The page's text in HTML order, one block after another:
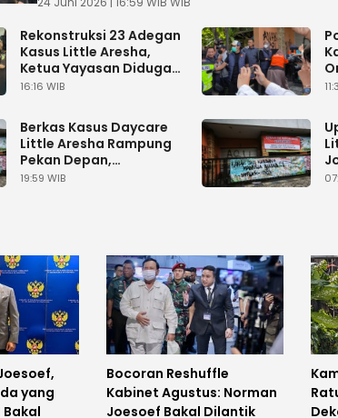
Rekonstruksi 23 Adegan
Kasus Little Aresha,
Ketua Yayasan Diduga
Beri Instruksi ke
16:16 WIB
Berkas Kasus Daycare
Little Aresha Rampung
Pekan Depan,
Rekonstruksi Tertutup
19:59 WIB
yang
Bocoran Reshuffle
Kabinet Agustus: Norman
Joesoef Bakal Dilantik